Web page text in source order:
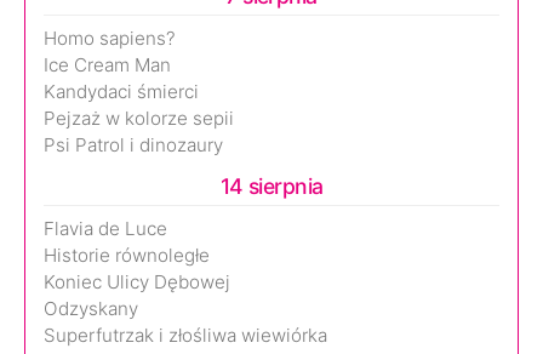
Homo sapiens?
Ice Cream Man
Kandydaci śmierci
Pejzaż w kolorze sepii
Psi Patrol i dinozaury
14 sierpnia
Flavia de Luce
Historie równoległe
Koniec Ulicy Dębowej
Odzyskany
Superfutrzak i złośliwa wiewiórka